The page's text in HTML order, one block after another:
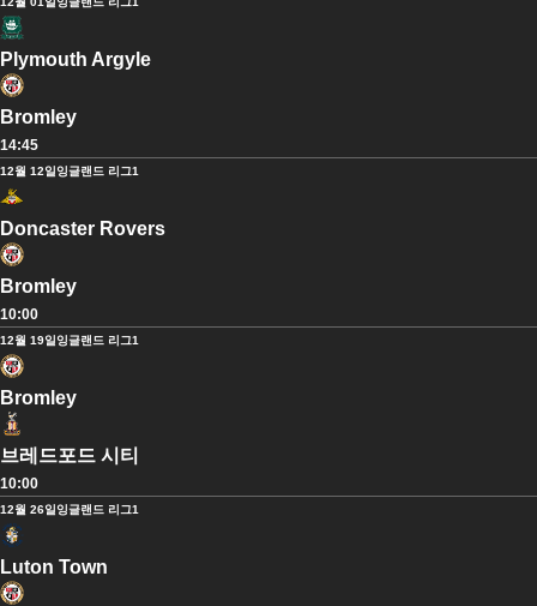
Plymouth Argyle
Bromley
14:45
12월 12일 잉글랜드 리그1
Doncaster Rovers
Bromley
10:00
12월 19일 잉글랜드 리그1
Bromley
브레드포드 시티
10:00
12월 26일 잉글랜드 리그1
Luton Town